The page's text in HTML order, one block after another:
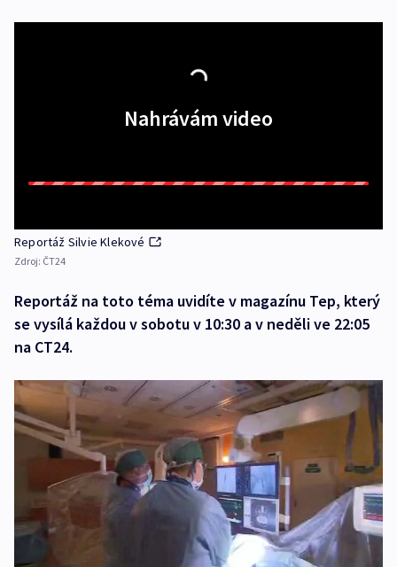
Nahrávám video
Reportáž Silvie Klekové
Zdroj: ČT24
Reportáž na toto téma uvidíte v magazínu Tep, který
se vysílá každou v sobotu v 10:30 a v neděli ve 22:05
na CT24.